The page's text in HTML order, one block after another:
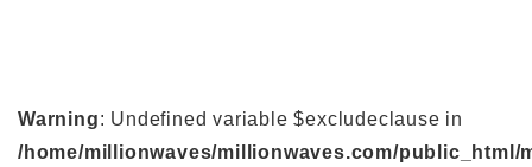
Warning: Undefined variable $excludeclause in
/home/millionwaves/millionwaves.com/public_html/